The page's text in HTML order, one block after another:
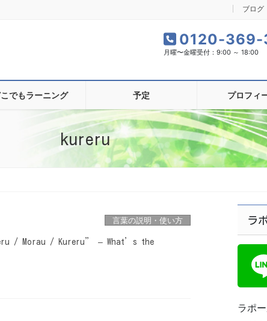
ブログ
0120-369-
月曜〜金曜受付：9:00 ～ 18:00
こでもラーニング 予定 プロフィ
kureru
言葉の説明・使い方
/ Morau / Kureru” – What’s the
ラ
ラポ